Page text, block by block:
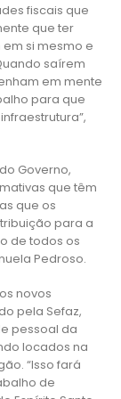
fiscais que
que ter
si mesmo e
saírem
em mente
para que
Governo,
que têm
que os
para a
de todos os
Pedroso.
novos
pela Sefaz,
pessoal da
locados na
“Isso fará
de